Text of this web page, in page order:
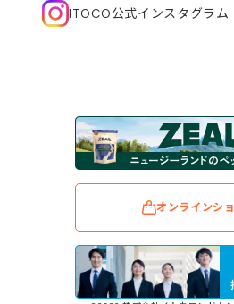
ITOCO公式インスタグラム
オンラインシ